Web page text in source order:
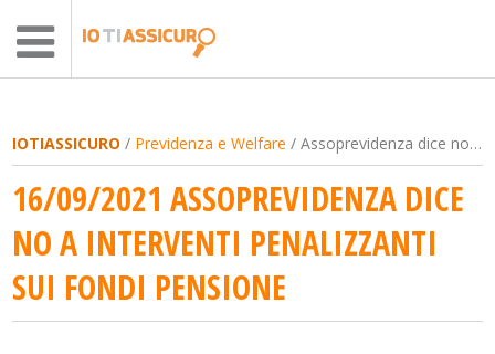
IOTIASSICURO / Previdenza e Welfare / Assoprevidenza dice no a interventi penalizzanti sui fondi pensione
16/09/2021 ASSOPREVIDENZA DICE
NO A INTERVENTI PENALIZZANTI
SUI FONDI PENSIONE